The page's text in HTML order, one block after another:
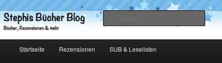
primären
Inhalt
Stephis Bücher Blog
Startseite Rezensionen SUB & Leselisten